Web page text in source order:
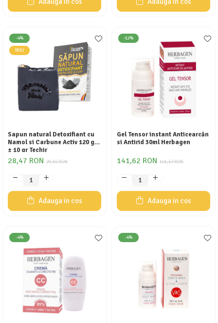
Calciu
Fier
Multiminerale
Multivitamine
-4%
NOU
Sapun natural Detoxifiant cu
Namol si Carbune Activ 120 gr
± 10 gr Techir
29,56 RON
28,47 RON
Adauga in cos
-12%
Gel Tensor instant Anticearcăn
si Antirid 30ml Herbagen
161,67 RON
141,62 RON
Adauga in cos
-4% -4%